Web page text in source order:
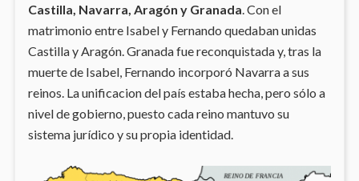
Castilla, Navarra, Aragón y Granada . Con el
matrimonio entre Isabel y Fernando quedaban unidas
Castilla y Aragón. Granada fue reconquistada y, tras la
muerte de Isabel, Fernando incorporó Navarra a sus
reinos. La unificacion del país estaba hecha, pero sólo a
nivel de gobierno, puesto cada reino mantuvo su
sistema jurídico y su propia identidad.